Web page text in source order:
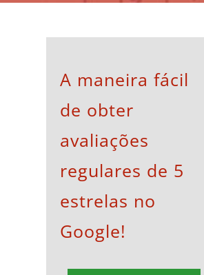
A maneira fácil
de obter
avaliações
regulares de 5
estrelas no
Google!